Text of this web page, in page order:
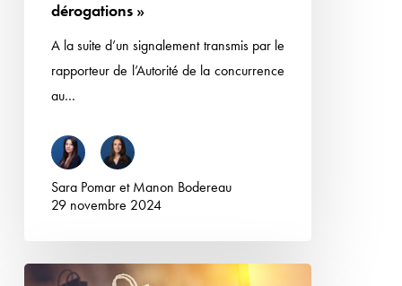
verticales
découlant
« mécanisme
dérogations »
A la suite d’un signalement transmis par le
rapporteur de l’Autorité de la concurrence
au…
Sara PomaretManon Bodereau
29 novembre 2024
Promotions :